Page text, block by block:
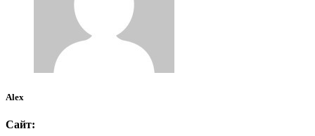
Alex
Сайт: